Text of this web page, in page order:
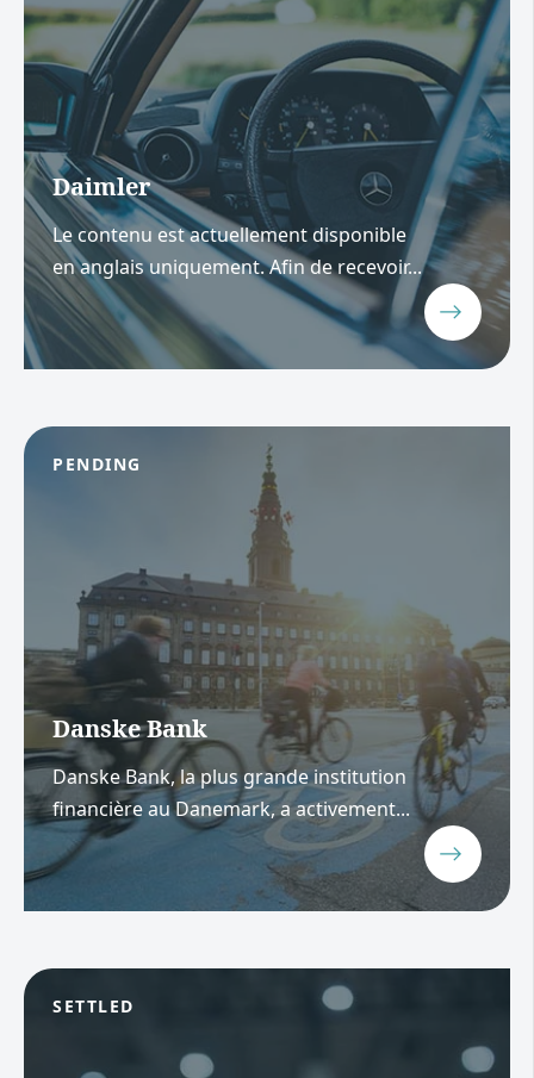
Daimler
Le contenu est actuellement disponible
en anglais uniquement. Afin de recevoir...
PENDING
Danske Bank
Danske Bank, la plus grande institution
financière au Danemark, a activement...
SETTLED